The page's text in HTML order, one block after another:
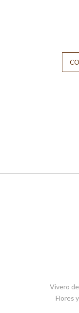
Vivero
Flores